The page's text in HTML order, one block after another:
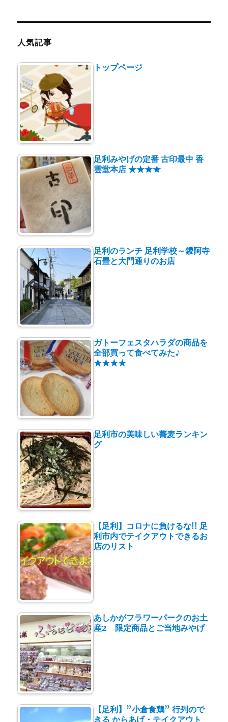
ー
人気記事
トップページ
足利みやげの定番 古印最中 香
雲堂本店 ★★★★
足利のランチ 足利学校～鑁阿寺
石畳と大門通りのお店
ガトーフェスタハラダの商品を
全部買って食べてみた♪
★★★★
足利市の美味しい蕎麦ランキン
グ
【足利】コロナに負けるな!! 足
利市内でテイクアウトできるお
店のリスト
あしかがフラワーパークのお土
産2 限定商品とご当地みやげ
【足利】”小倉食鶏” 行列ので
きる からあげ・テイクアウト